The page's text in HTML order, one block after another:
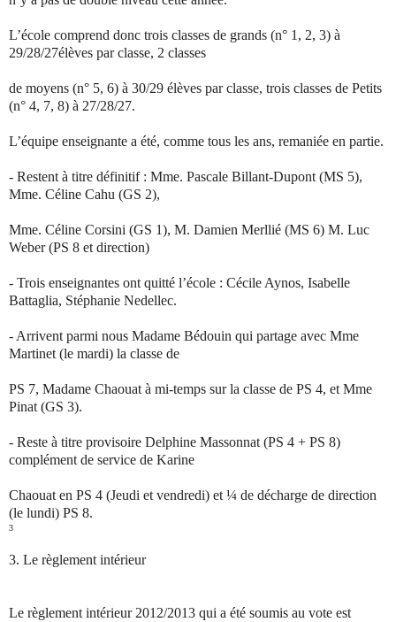
L’école comprend donc trois classes de grands (n° 1, 2, 3) à
29/28/27élèves par classe, 2 classes
de moyens (n° 5, 6) à 30/29 élèves par classe, trois classes de Petits
(n° 4, 7, 8) à 27/28/27.
L’équipe enseignante a été, comme tous les ans, remaniée en partie.
- Restent à titre définitif : Mme. Pascale Billant-Dupont (MS 5),
Mme. Céline Cahu (GS 2),
Mme. Céline Corsini (GS 1), M. Damien Merllié (MS 6) M. Luc
Weber (PS 8 et direction)
- Trois enseignantes ont quitté l’école : Cécile Aynos, Isabelle
Battaglia, Stéphanie Nedellec.
- Arrivent parmi nous Madame Bédouin qui partage avec Mme
Martinet (le mardi) la classe de
PS 7, Madame Chaouat à mi-temps sur la classe de PS 4, et Mme
Pinat (GS 3).
- Reste à titre provisoire Delphine Massonnat (PS 4 + PS 8)
complément de service de Karine
Chaouat en PS 4 (Jeudi et vendredi) et ¼ de décharge de direction
(le lundi) PS 8.
3
3. Le règlement intérieur
Le règlement intérieur 2012/2013 qui a été soumis au vote est